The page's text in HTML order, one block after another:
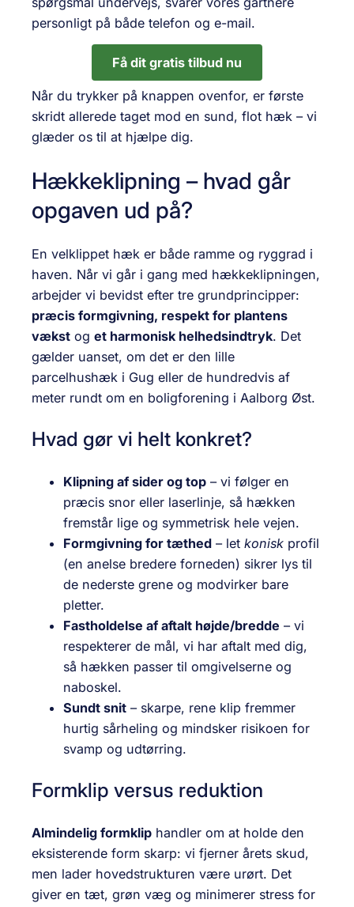
personligt på både telefon og e-mail.
Få dit gratis tilbud nu
Når du trykker på knappen ovenfor, er første
skridt allerede taget mod en sund, flot hæk – vi
glæder os til at hjælpe dig.
Hækkeklipning – hvad går
opgaven ud på?
En velklippet hæk er både ramme og ryggrad i
haven. Når vi går i gang med hækkeklipningen,
arbejder vi bevidst efter tre grundprincipper:
præcis formgivning, respekt for plantens
vækst og et harmonisk helhedsindtryk. Det
gælder uanset, om det er den lille
parcelhushæk i Gug eller de hundredvis af
meter rundt om en boligforening i Aalborg Øst.
Hvad gør vi helt konkret?
Klipning af sider og top – vi følger en
præcis snor eller laserlinje, så hækken
fremstår lige og symmetrisk hele vejen.
Formgivning for tæthed – let konisk profil
(en anelse bredere forneden) sikrer lys til
de nederste grene og modvirker bare
pletter.
Fastholdelse af aftalt højde/bredde – vi
respekterer de mål, vi har aftalt med dig,
så hækken passer til omgivelserne og
naboskel.
Sundt snit – skarpe, rene klip fremmer
hurtig sårheling og mindsker risikoen for
svamp og udtørring.
Formklip versus reduktion
Almindelig formklip handler om at holde den
eksisterende form skarp: vi fjerner årets skud,
men lader hovedstrukturen være urørt. Det
giver en tæt, grøn væg og minimerer stress for